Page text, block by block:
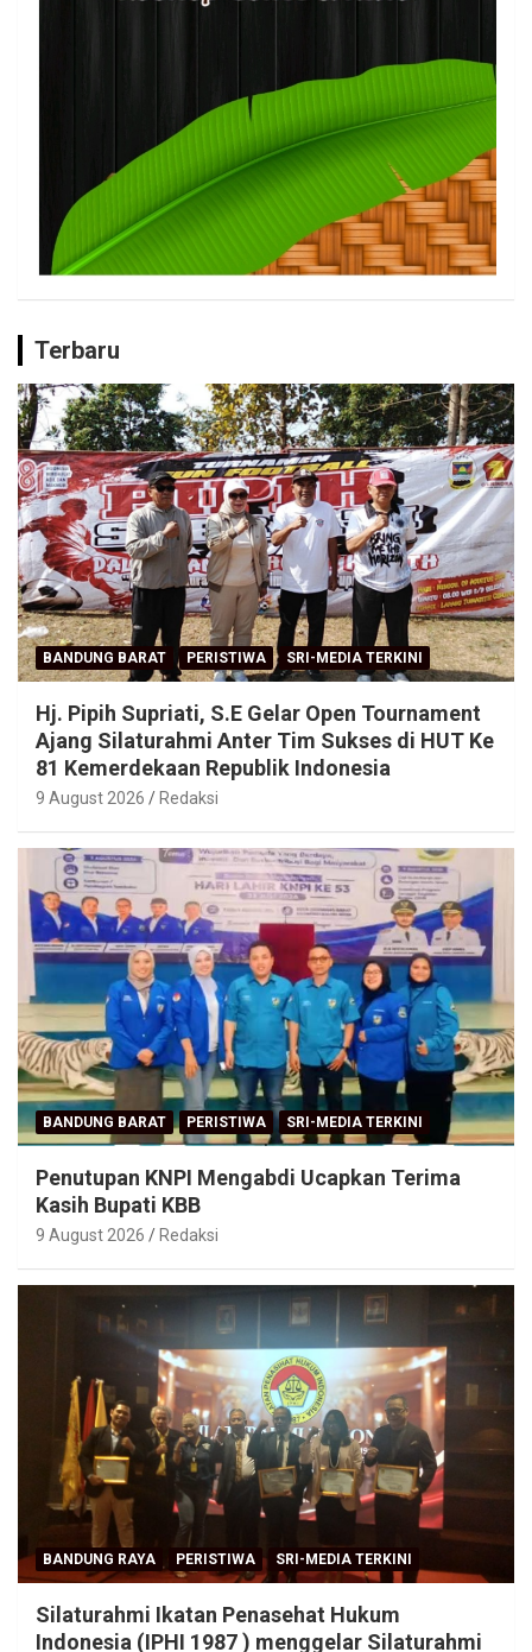
Terbaru
BANDUNG BARAT PERISTIWA SRI-MEDIA TERKINI
Hj. Pipih Supriati, S.E Gelar Open Tournament
Ajang Silaturahmi Anter Tim Sukses di HUT Ke
81 Kemerdekaan Republik Indonesia
9 August 2026 Redaksi
BANDUNG BARAT PERISTIWA SRI-MEDIA TERKINI
Penutupan KNPI Mengabdi Ucapkan Terima
Kasih Bupati KBB
9 August 2026 Redaksi
BANDUNG RAYA PERISTIWA SRI-MEDIA TERKINI
Silaturahmi Ikatan Penasehat Hukum
Indonesia (IPHI 1987 ) menggelar Silaturahmi